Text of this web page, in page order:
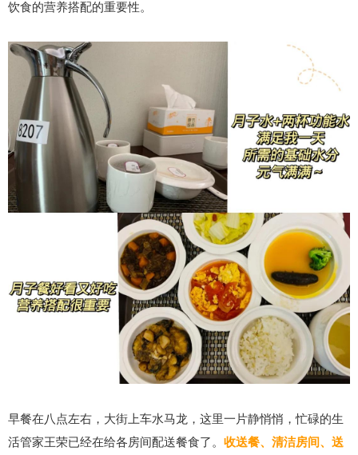
饮食的营养搭配的重要性。
早餐在八点左右，大街上车水马龙，这里一片静悄悄，忙碌的生
活管家王荣已经在给各房间配送餐食了。 收送餐、清洁房间、送